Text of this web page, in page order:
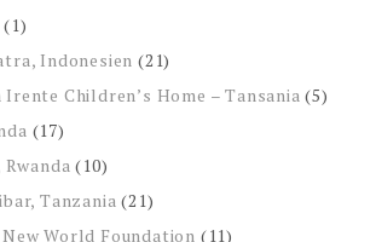
(1)
Indonesien (21)
Irente Children’s Home – Tansania (5)
(17)
(10)
Tanzania (21)
World Foundation (11)